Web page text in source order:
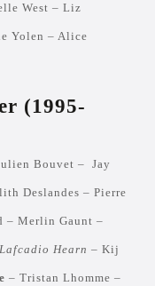
West – Liz
Yolen – Alice
(1995-
Bouvet – Jay
Deslandes – Pierre
– Merlin Gaunt –
Lafcadio Hearn – Kij
– Tristan Lhomme –